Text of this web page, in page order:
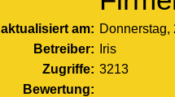
aktualisiert am: Donnerstag,
Betreiber: Iris
Zugriffe: 3213
Bewertung: